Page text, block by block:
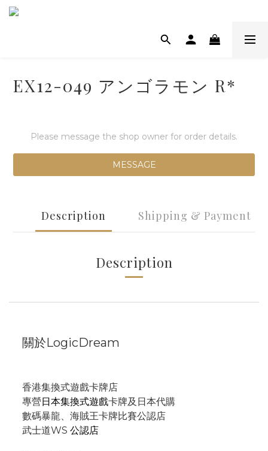
EX12-049 アンゴラモン R*
Please message the shop owner for order details.
MESSAGE
Description Shipping & Payment
Description
關於LogicDream
香港集換式遊戲卡牌店
專營日本集換式遊戲卡牌及日本代購
數碼暴龍、海賊王卡牌比賽公認店
武士道WS 公認店